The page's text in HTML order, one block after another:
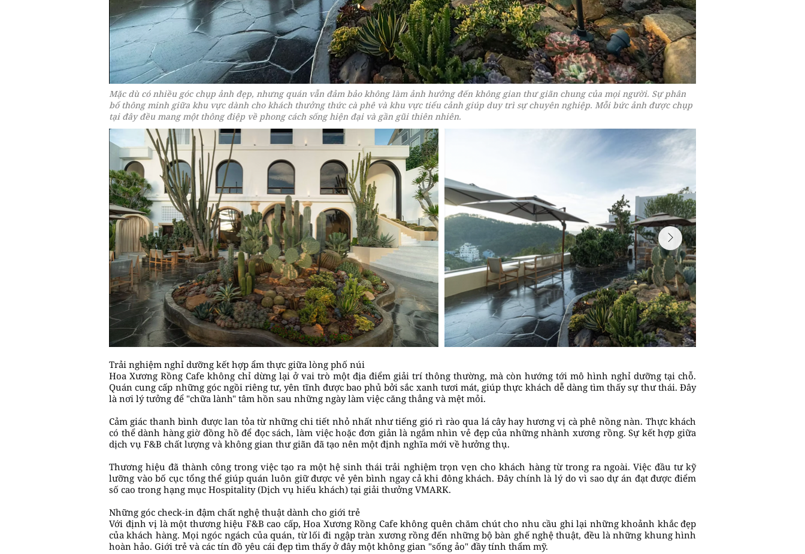
Mặc dù có nhiều góc chụp ảnh đẹp, nhưng quán vẫn đảm bảo không làm ảnh hưởng đến không gian thư giãn chung của mọi người. Sự phân
bổ thông minh giữa khu vực dành cho khách thưởng thức cà phê và khu vực tiểu cảnh giúp duy trì sự chuyên nghiệp. Mỗi bức ảnh được chụp
tại đây đều mang một thông điệp về phong cách sống hiện đại và gần gũi thiên nhiên.
Trải nghiệm nghỉ dưỡng kết hợp ẩm thực giữa lòng phố núi
Hoa Xương Rồng Cafe không chỉ dừng lại ở vai trò một địa điểm giải trí thông thường, mà còn hướng tới mô hình nghỉ dưỡng tại chỗ.
Quán cung cấp những góc ngồi riêng tư, yên tĩnh được bao phủ bởi sắc xanh tươi mát, giúp thực khách dễ dàng tìm thấy sự thư thái. Đây
là nơi lý tưởng để "chữa lành" tâm hồn sau những ngày làm việc căng thẳng và mệt mỏi.
Cảm giác thanh bình được lan tỏa từ những chi tiết nhỏ nhất như tiếng gió rì rào qua lá cây hay hương vị cà phê nồng nàn. Thực khách
có thể dành hàng giờ đồng hồ để đọc sách, làm việc hoặc đơn giản là ngắm nhìn vẻ đẹp của những nhành xương rồng. Sự kết hợp giữa
dịch vụ F&B chất lượng và không gian thư giãn đã tạo nên một định nghĩa mới về hưởng thụ.
Thương hiệu đã thành công trong việc tạo ra một hệ sinh thái trải nghiệm trọn vẹn cho khách hàng từ trong ra ngoài. Việc đầu tư kỹ
lưỡng vào bố cục tổng thể giúp quán luôn giữ được vẻ yên bình ngay cả khi đông khách. Đây chính là lý do vì sao dự án đạt được điểm
số cao trong hạng mục Hospitality (Dịch vụ hiếu khách) tại giải thưởng VMARK.
Những góc check-in đậm chất nghệ thuật dành cho giới trẻ
Với định vị là một thương hiệu F&B cao cấp, Hoa Xương Rồng Cafe không quên chăm chút cho nhu cầu ghi lại những khoảnh khắc đẹp
của khách hàng. Mọi ngóc ngách của quán, từ lối đi ngập tràn xương rồng đến những bộ bàn ghế nghệ thuật, đều là những khung hình
hoàn hảo. Giới trẻ và các tín đồ yêu cái đẹp tìm thấy ở đây một không gian "sống ảo" đầy tính thẩm mỹ.